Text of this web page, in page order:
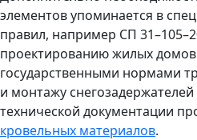
элементов упоминается в
правил, например СП
проектированию жилых
государственными нормами
и монтажу
технической документации
кровельных материалов.